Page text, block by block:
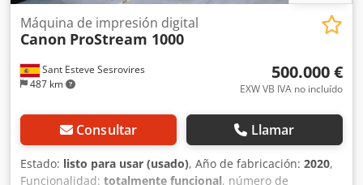
Sant Esteve Sesrovires
487 km
Máquina de impresión digital
Canon ProStream 1000
500.000 €
EXW VB IVA no incluído
Consultar Llamar
Estado: listo para usar (usado), Año de fabricación: 2020,
Funcionalidad: totalmente funcional, número de